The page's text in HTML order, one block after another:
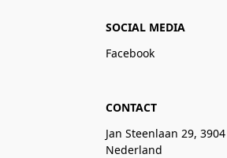
SOCIAL MEDIA
Facebook
CONTACT
Jan Steenlaan 29,
Nederland